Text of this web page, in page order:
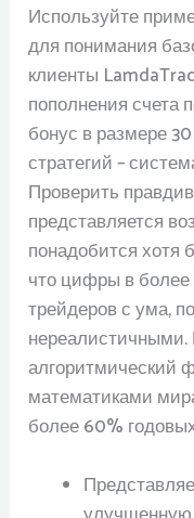
Используйте
для понимания
клиенты
пополнения счета
бонус в размере
стратегий –
Проверить
представляется
понадобится хотя
что цифры в
трейдеров с ума,
математиками
более 60%